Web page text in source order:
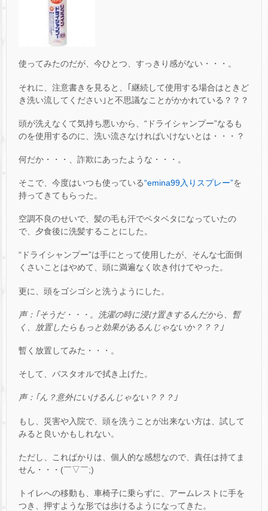
使ってみたのだが、今ひとつ、すっきり感がない・・・。
それに、注意書きを見ると、｢継続して使用する場合はときど
き洗い流してください｣と不思議なことがかかれている？？？
頭が洗えなくて気持ち悪いから、“ドライシャンプー”なるも
のを使用するのに、洗い流さなければいけないとは・・・？
何だか・・・、詐欺にあったような・・・。
そこで、今度はいつも使っている“emina99入りスプレー”を
持ってきてもらった。
空調不良のせいで、髪の毛も汗でベタベタになっていたの
で、夕食後に洗髪することにした。
“ドライシャンプー”は手にとって使用したが、そんな七面倒
くさいことはやめて、頭に満遍なく吹き付けてやった。
更に、頭をゴシゴシと洗うようにした。
声：｢そうだ・・・。洗濯の時に浸け置きするんだから、暫
く、放置したらもっと効果があるんじゃないか？？？｣
暫く放置してみた・・・。
そして、バスタオルで拭き上げた。
声：｢ん？意外にいけるんじゃない？？？｣
もし、災害や入院で、頭を洗うことが出来ない方は、試して
みると良いかもしれない。
ただし、こればかりは、個人的な感想なので、責任は持てま
せん・・・(￣▽￣;)
トイレへの移動も、車椅子に乗らずに、アームレストに手を
つき、押すような形では歩けるようになってきた。